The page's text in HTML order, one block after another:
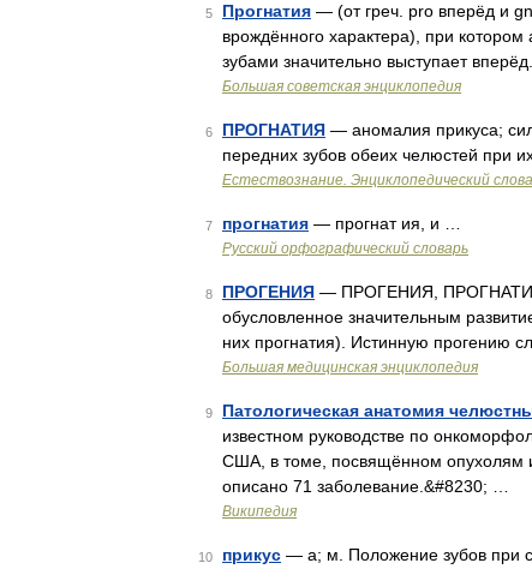
5 Прогнатия — (от греч. pro вперёд и
врождённого характера), при
зубами значительно выступает
Большая советская энциклопедия
6 ПРОГНАТИЯ — аномалия прикуса;
передних зубов обеих челюстей при
Естествознание. Энциклопедический
7 прогнатия — прогнат ия, и …
Русский орфографический словарь
8 ПРОГЕНИЯ — ПРОГЕНИЯ, ПРОГНАТИЯ,
обусловленное значительным
них прогнатия). Истинную прогению
Большая медицинская энциклопедия
9 Патологическая анатомия
известном руководстве по
США, в томе, посвящённом опухолям
описано 71 заболевание.&#8230; …
Википедия
10 прикус — а; м. Положение зубов при